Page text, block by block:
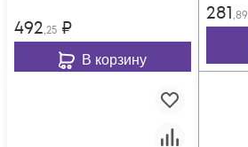
492,25 ₽
В корзину
281,89